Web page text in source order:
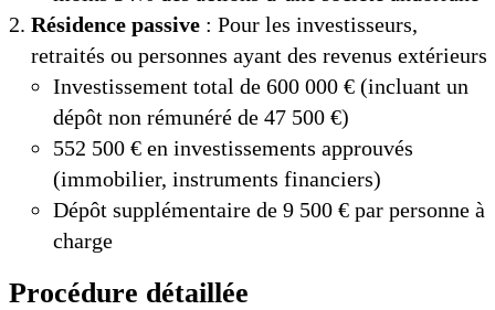
Résidence passive: Pour les investisseurs,
retraités ou personnes ayant des revenus extérieurs
Investissement total de 600 000 € (incluant un
dépôt non rémunéré de 47 500 €)
552 500 € en investissements approuvés
(immobilier, instruments financiers)
Dépôt supplémentaire de 9 500 € par personne à
charge
Procédure détaillée